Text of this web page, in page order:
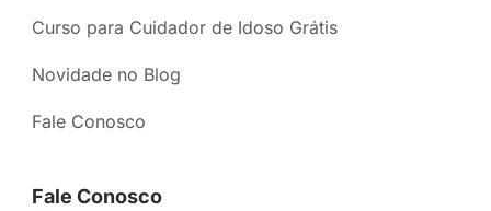
Curso para Cuidador de Idoso Grátis
Novidade no Blog
Fale Conosco
Fale Conosco